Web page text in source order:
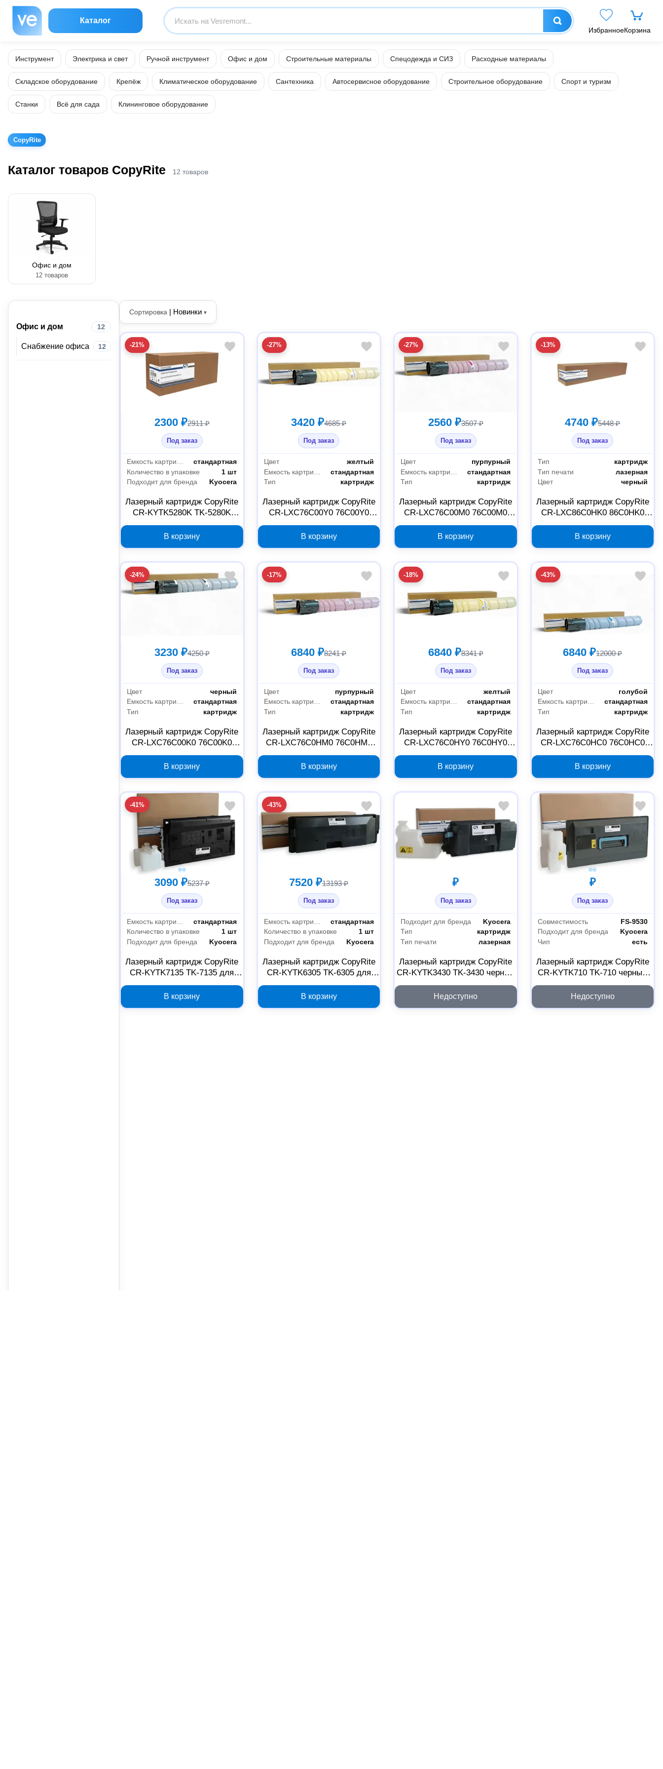
Каталог
ИзбранноеКорзина
Инструмент Электрика и свет Ручной инструмент Офис и дом Строительные материалы Спецодежда и СИЗ Расходные материалы
Складское оборудование Крепёж Климатическое оборудование Сантехника Автосервисное оборудование Строительное оборудование Спорт и туризм
Станки Всё для сада Клининговое оборудование
CopyRite
Каталог товаров CopyRite 12 товаров
Офис и дом
12 товаров
Офис и дом 12
Снабжение офиса 12
Сортировка | Новинки ▾
-21%
2300 ₽2911 ₽
Под заказ
стандартная
Количество в упаковке
1 шт
Подходит для бренда
Kyocera
Лазерный картридж CopyRite
CR-KYTK5280K TK-5280K
черный 2020804
В корзину
-27%
3420 ₽4685 ₽
Под заказ
Цвет
желтый
стандартная
Тип
картридж
Лазерный картридж CopyRite
CR-LXC76C00Y0 76C00Y0
желтый для Lexmark
В корзину
-27%
2560 ₽3507 ₽
Под заказ
Цвет
пурпурный
стандартная
Тип
картридж
Лазерный картридж CopyRite
CR-LXC76C00M0 76C00M0
пурпурный для Lexmark
В корзину
-13%
4740 ₽5448 ₽
Под заказ
Тип
картридж
Тип печати
лазерная
Цвет
черный
Лазерный картридж CopyRite
CR-LXC86C0HK0 86C0HK0
черный для Lexmark
В корзину
-24%
3230 ₽4250 ₽
Под заказ
Цвет
черный
Емкость картриджа
стандартная
Тип
картридж
Лазерный картридж CopyRite
CR-LXC76C00K0 76C00K0
черный для Lexmark
В корзину
-17%
6840 ₽8241 ₽
Под заказ
Цвет
пурпурный
Емкость картриджа
стандартная
Тип
картридж
Лазерный картридж CopyRite
CR-LXC76C0HM0 76C0HM0
пурпурный для Lexmark
В корзину
-18%
6840 ₽8341 ₽
Под заказ
Цвет
желтый
Емкость картриджа
стандартная
Тип
картридж
Лазерный картридж CopyRite
CR-LXC76C0HY0 76C0HY0
желтый для Lexmark
В корзину
-43%
6840 ₽12000 ₽
Под заказ
Цвет
голубой
Емкость картриджа
стандартная
Тип
картридж
Лазерный картридж CopyRite
CR-LXC76C0HC0 76C0HC0
голубой для Lexmark
В корзину
-41%
3090 ₽5237 ₽
Под заказ
стандартная
Количество в упаковке
1 шт
Подходит для бренда
Kyocera
Лазерный картридж CopyRite
CR-KYTK7135 TK-7135 для
Kyocera черный 2024912
В корзину
-43%
7520 ₽13193 ₽
Под заказ
стандартная
Количество в упаковке
1 шт
Подходит для бренда
Kyocera
Лазерный картридж CopyRite
CR-KYTK6305 TK-6305 для
Kyocera черный 2024974
В корзину
₽
Под заказ
Подходит для бренда
Kyocera
Тип
картридж
Тип печати
лазерная
Лазерный картридж CopyRite
CR-KYTK3430 TK-3430 черный
2024900
Недоступно
₽
Под заказ
Совместимость
FS-9530
Подходит для бренда
Kyocera
Чип
есть
Лазерный картридж CopyRite
CR-KYTK710 TK-710 черный
для Kyocera FS-9530 2024919
Недоступно